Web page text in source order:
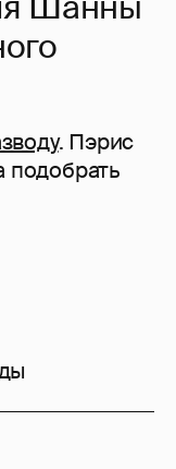
. Пэрис
подобрать